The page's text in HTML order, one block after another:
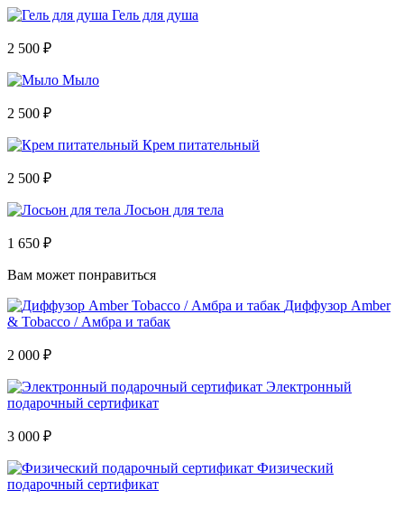
Гель для душа
2 500 ₽
Мыло
2 500 ₽
Крем питательный
2 500 ₽
Лосьон для тела
1 650 ₽
Вам может понравиться
Диффузор Amber
& Tobacco / Амбра и табак
2 000 ₽
Электронный
подарочный сертификат
3 000 ₽
Физический
подарочный сертификат